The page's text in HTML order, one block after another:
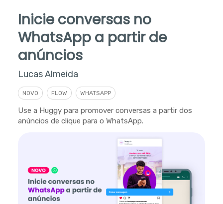
Inicie conversas no
WhatsApp a partir de
anúncios
Lucas Almeida
NOVO FLOW WHATSAPP
Use a Huggy para promover conversas a partir dos
anúncios de clique para o WhatsApp.